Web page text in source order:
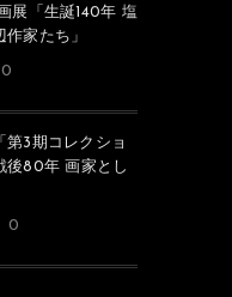
展「生誕140年 塩
家たち」
0
第3期コレクショ
80年 画家とし
0